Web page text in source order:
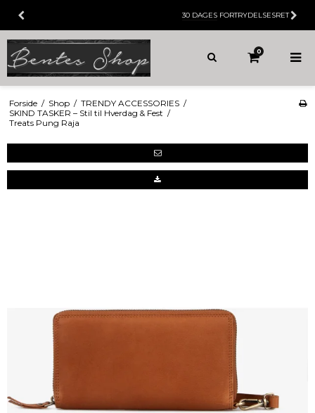
FORTRYDELSESRET
0
Forside / Shop / TRENDY ACCESSORIES /
SKIND TASKER – Stil til Hverdag & Fest /
Treats Pung Raja